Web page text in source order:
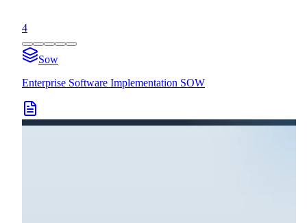
4
Sow
Enterprise Software Implementation SOW